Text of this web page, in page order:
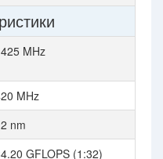
MHz
MHz
nm
GFLOPS (1:32)